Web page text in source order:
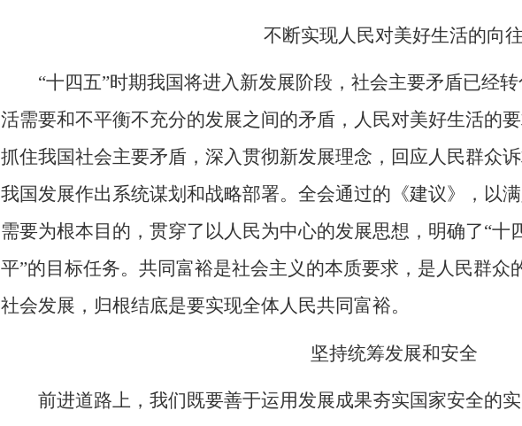
不断实现人民对美好生活的向往
“十四五”时期我国将进入新发展阶段，社会主要矛盾已经
活需要和不平衡不充分的发展之间的矛盾，人民对美好生活的
抓住我国社会主要矛盾，深入贯彻新发展理念，回应人民群众
我国发展作出系统谋划和战略部署。全会通过的《建议》，以
需要为根本目的，贯穿了以人民为中心的发展思想，明确了“十
平”的目标任务。共同富裕是社会主义的本质要求，是人民群众
社会发展，归根结底是要实现全体人民共同富裕。
坚持统筹发展和安全
前进道路上，我们既要善于运用发展成果夯实国家安全的